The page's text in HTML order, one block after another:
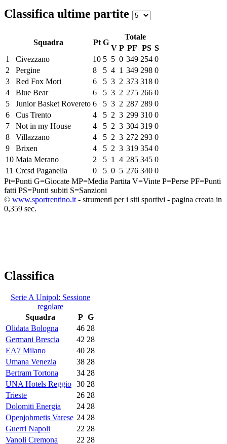
Classifica ultime partite
Squadra Pt G
Totale
V P PF PS S
1
Civezzano 10 5 5 0 349 254 0
2
Pergine 8 5 4 1 349 298 0
3
Red Fox Mori 6 5 3 2 373 318 0
4
Blue Bear 6 5 3 2 275 266 0
5
Junior Basket Rovereto 6 5 3 2 287 289 0
6
Cus Trento 4 5 2 3 299 310 0
7
Not in my House 4 5 2 3 304 319 0
8
Villazzano 4 5 2 3 272 293 0
9
Brixen 4 5 2 3 319 354 0
10 Maia Merano 2 5 1 4 285 345 0
11 Crcsd Paganella 0 5 0 5 276 340 0
Pt=Punti G=Giocate MP=Media Partita V=Vinte P=Perse PF=Punti
fatti PS=Punti subiti S=Sanzioni
© www.sportrentino.it - strumenti per i siti sportivi - pagina creata in
0,359 sec.
Classifica
Serie A Unipol: Sessione
regolare
Squadra
P G
Olidata Bologna
46 28
Germani Brescia
42 28
EA7 Milano
40 28
Umana Venezia
38 28
Bertram Tortona
34 28
UNA Hotels Reggio 30 28
Trieste
26 28
Dolomiti Energia
24 28
Openjobmetis Varese 24 28
Guerri Napoli
22 28
Vanoli Cremona
22 28